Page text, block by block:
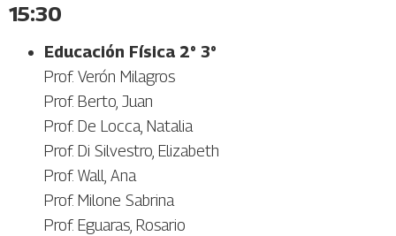
15:30
Educación Física 2° 3°
Prof. Verón Milagros
Prof. Berto, Juan
Prof. De Locca, Natalia
Prof. Di Silvestro, Elizabeth
Prof. Wall, Ana
Prof. Milone Sabrina
Prof. Eguaras, Rosario